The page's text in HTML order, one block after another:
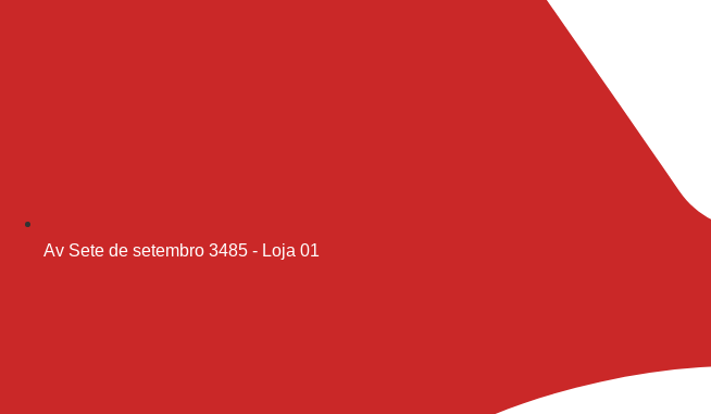
Av Sete de setembro 3485 - Loja 01